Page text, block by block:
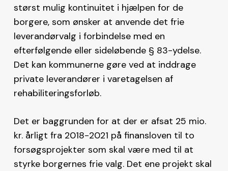
størst mulig kontinuitet i hjælpen for de
borgere, som ønsker at anvende det frie
leverandørvalg i forbindelse med en
efterfølgende eller sideløbende § 83-ydelse.
Det kan kommunerne gøre ved at inddrage
private leverandører i varetagelsen af
rehabiliteringsforløb.
Det er baggrunden for at der er afsat 25 mio.
kr. årligt fra 2018-2021 på finansloven til to
forsøgsprojekter som skal være med til at
styrke borgernes frie valg. Det ene projekt skal